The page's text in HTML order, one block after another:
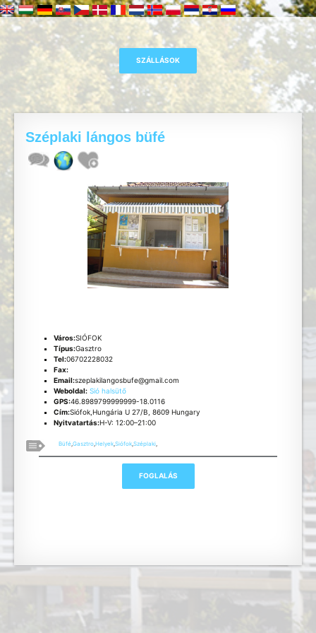
Széplaki lángos büfé
Város:SIÓFOK
Típus:Gasztro
Tel:06702228032
Fax:
Email:szeplakilangosbufe@gmail.com
Weboldal: Sió halsütő
GPS:46.8989799999999-18.0116
Cím:Siófok,Hungária U 27/B, 8609 Hungary
Nyitvatartás:H-V: 12:00–21:00
Büfé,Gasztro,Helyek,Siófok,Széplaki,